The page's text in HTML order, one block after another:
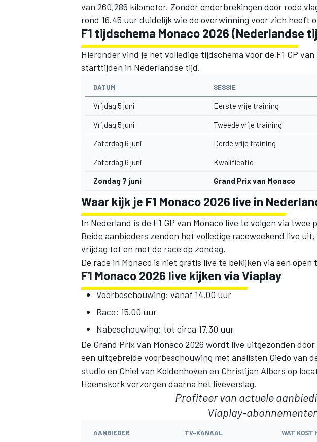
van 260,286 kilometer. Zonder onderbrekingen door rode
rond 16.45 uur duidelijk wie de overwinning voor zich heeft
F1 tijdschema Monaco 2026 (Nederlandse
Hieronder vind je het volledige tijdschema voor de F1 GP
starttijden in Nederlandse tijd.
DATUM SESSIE
Vrijdag 5 juni Eerste vrije training
Vrijdag 5 juni Tweede vrije training
Zaterdag 6 juni Derde vrije training
Zaterdag 6 juni Kwalificatie
Zondag 7 juni Grand Prix van Monaco
Waar kijk je F1 Monaco 2026 live in
In Nederland is de F1 GP van Monaco live te volgen via twee
Beide aanbieders zenden het volledige raceweekend live
vrijdag tot en met de race op zondag.
De race in Monaco is niet gratis live te bekijken via een
F1 Monaco 2026 live kijken via Viaplay
Voorbeschouwing: vanaf 14.00 uur
Race: 15.00 uur
Nabeschouwing: tot circa 17.30 uur
De Grand Prix van Monaco 2026 wordt live uitgezonden
een uitgebreide voorbeschouwing met analisten Giedo van
studio en Chiel van Koldenhoven en Christijan Albers op
Heemskerk verzorgen daarna het liveverslag.
Profiteer van actuele
Viaplay-
AANBIEDER TV-KANAAL WAT KOST